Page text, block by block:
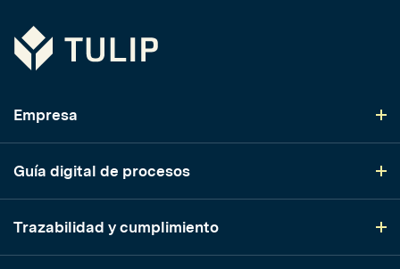
Tulip
Empresa
Guía digital de procesos
Trazabilidad y cumplimiento